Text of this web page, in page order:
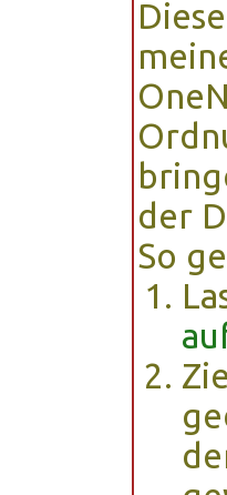
der
So